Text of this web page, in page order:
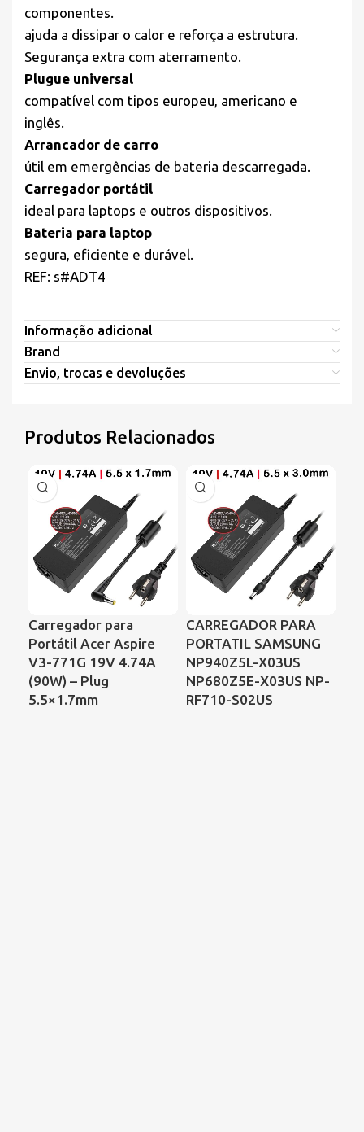
componentes.
ajuda a dissipar o calor e reforça a estrutura.
Segurança extra com aterramento.
Plugue universal
compatível com tipos europeu, americano e
inglês.
Arrancador de carro
útil em emergências de bateria descarregada.
Carregador portátil
ideal para laptops e outros dispositivos.
Bateria para laptop
segura, eficiente e durável.
REF: s#ADT4
Informação adicional
Brand
Envio, trocas e devoluções
Produtos Relacionados
Carregador para
Portátil Acer Aspire
V3-771G 19V 4.74A
(90W) – Plug
5.5×1.7mm
CARREGADOR PARA
PORTATIL SAMSUNG
NP940Z5L-X03US
NP680Z5E-X03US NP-
RF710-S02US